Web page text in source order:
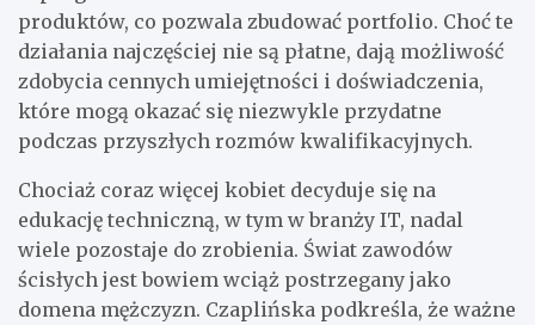
produktów, co pozwala zbudować portfolio. Choć te
działania najczęściej nie są płatne, dają możliwość
zdobycia cennych umiejętności i doświadczenia,
które mogą okazać się niezwykle przydatne
podczas przyszłych rozmów kwalifikacyjnych.
Chociaż coraz więcej kobiet decyduje się na
edukację techniczną, w tym w branży IT, nadal
wiele pozostaje do zrobienia. Świat zawodów
ścisłych jest bowiem wciąż postrzegany jako
domena mężczyzn. Czaplińska podkreśla, że ważne